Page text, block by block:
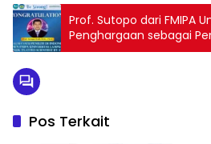
Prof. Sutopo dari FMIPA
Penghargaan sebagai
Persen di Dunia
Pos Terkait